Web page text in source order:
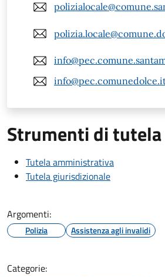
Strumenti di tutela
Tutela amministrativa
Tutela giurisdizionale
Argomenti:
Polizia Assistenza agli invalidi
Categorie: